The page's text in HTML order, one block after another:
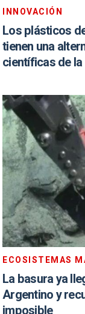
INNOVACIÓN
Los plásticos
tienen una
científicas de la
ECOSISTEMAS
La basura ya
Argentino y